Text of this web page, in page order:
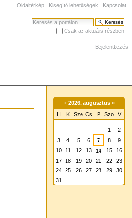
Oldaltérkép Kisegítő lehetőségek Kapcsolat
Keresés
Csak az aktuális részben
Bejelentkezés
«2026. augusztus »
H K Sze Cs P Szo V
1
2
3
4 5 6 7 8
9
10
11 12 13 14 15
16
17
18 19 20 21 22
23
24
25 26 27 28 29
30
31